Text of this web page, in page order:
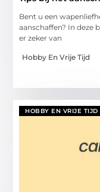
Bent u een
aanschaffen? In deze
er zeker van
Hobby En Vrije Tijd
HOBBY EN VRIJE TIJD